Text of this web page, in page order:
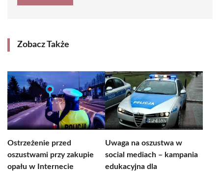
Zobacz Także
Ostrzeżenie przed
oszustwami przy zakupie
opału w Internecie
Uwaga na oszustwa w
social mediach – kampania
edukacyjna dla